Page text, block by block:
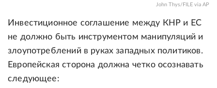
John Thys/FILE via AP
Инвестиционное соглашение между КНР и ЕС
не должно быть инструментом манипуляций и
злоупотреблений в руках западных политиков.
Европейская сторона должна четко осознавать
следующее: